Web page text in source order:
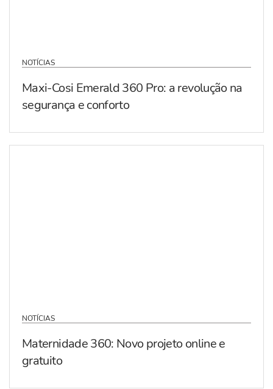
NOTÍCIAS
Maxi-Cosi Emerald 360 Pro: a revolução na
segurança e conforto
NOTÍCIAS
Maternidade 360: Novo projeto online e
gratuito